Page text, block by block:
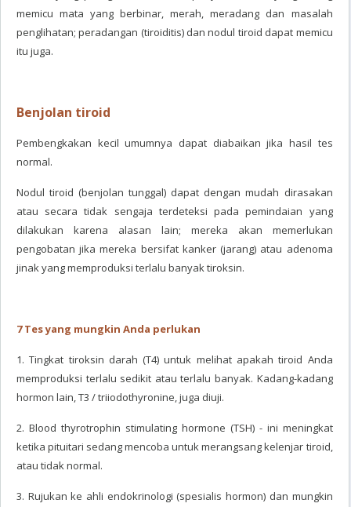
memicu mata yang berbinar, merah, meradang dan masalah
penglihatan; peradangan (tiroiditis) dan nodul tiroid dapat memicu
itu juga.
Benjolan tiroid
Pembengkakan kecil umumnya dapat diabaikan jika hasil tes
normal.
Nodul tiroid (benjolan tunggal) dapat dengan mudah dirasakan
atau secara tidak sengaja terdeteksi pada pemindaian yang
dilakukan karena alasan lain; mereka akan memerlukan
pengobatan jika mereka bersifat kanker (jarang) atau adenoma
jinak yang memproduksi terlalu banyak tiroksin.
7 Tes yang mungkin Anda perlukan
1. Tingkat tiroksin darah (T4) untuk melihat apakah tiroid Anda
memproduksi terlalu sedikit atau terlalu banyak. Kadang-kadang
hormon lain, T3 / triiodothyronine, juga diuji.
2. Blood thyrotrophin stimulating hormone (TSH) - ini meningkat
ketika pituitari sedang mencoba untuk merangsang kelenjar tiroid,
atau tidak normal.
3. Rujukan ke ahli endokrinologi (spesialis hormon) dan mungkin